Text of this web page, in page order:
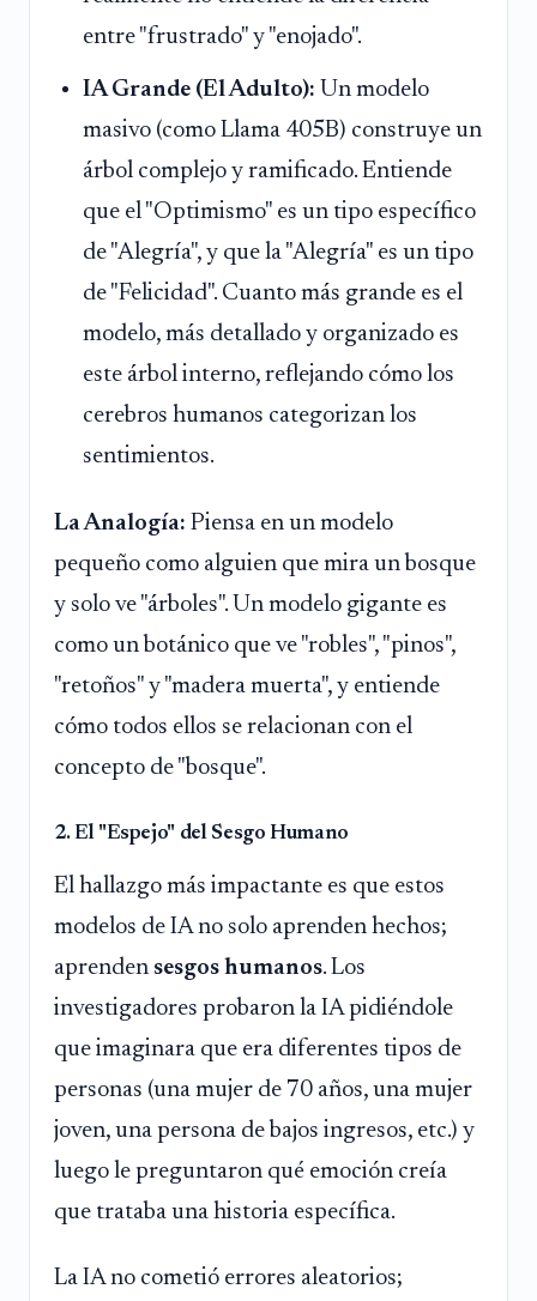
entre "frustrado" y "enojado".
IA Grande (El Adulto): Un modelo
masivo (como Llama 405B) construye un
árbol complejo y ramificado. Entiende
que el "Optimismo" es un tipo específico
de "Alegría", y que la "Alegría" es un tipo
de "Felicidad". Cuanto más grande es el
modelo, más detallado y organizado es
este árbol interno, reflejando cómo los
cerebros humanos categorizan los
sentimientos.
La Analogía: Piensa en un modelo
pequeño como alguien que mira un bosque
y solo ve "árboles". Un modelo gigante es
como un botánico que ve "robles", "pinos",
"retoños" y "madera muerta", y entiende
cómo todos ellos se relacionan con el
concepto de "bosque".
2. El "Espejo" del Sesgo Humano
El hallazgo más impactante es que estos
modelos de IA no solo aprenden hechos;
aprenden sesgos humanos. Los
investigadores probaron la IA pidiéndole
que imaginara que era diferentes tipos de
personas (una mujer de 70 años, una mujer
joven, una persona de bajos ingresos, etc.) y
luego le preguntaron qué emoción creía
que trataba una historia específica.
La IA no cometió errores aleatorios;